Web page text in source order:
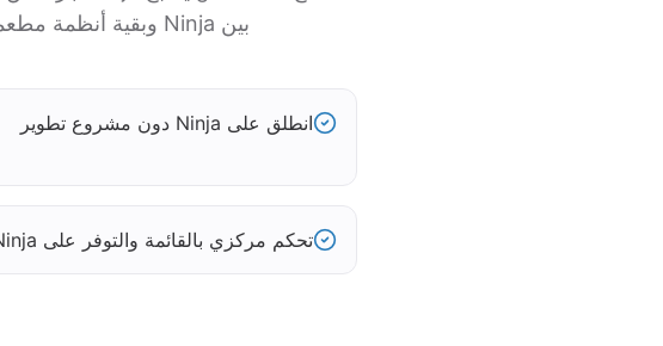
بين Ninja وبقية أنظمة مطعمك، فيعمل فريقك من مكان واحد بدلًا من التنقل بين الأنظمة.
انطلق على Ninja دون مشروع تطوير
تحكم مركزي بالقائمة والتوفر على Ninja